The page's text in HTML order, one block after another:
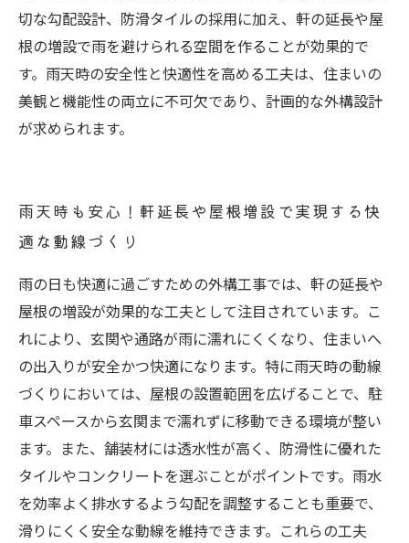
切な勾配設計、防滑タイルの採用に加え、軒の延長や屋
根の増設で雨を避けられる空間を作ることが効果的で
す。雨天時の安全性と快適性を高める工夫は、住まいの
美観と機能性の両立に不可欠であり、計画的な外構設計
が求められます。
雨天時も安心！軒延長や屋根増設で実現する快
適な動線づくり
雨の日も快適に過ごすための外構工事では、軒の延長や
屋根の増設が効果的な工夫として注目されています。こ
れにより、玄関や通路が雨に濡れにくくなり、住まいへ
の出入りが安全かつ快適になります。特に雨天時の動線
づくりにおいては、屋根の設置範囲を広げることで、駐
車スペースから玄関まで濡れずに移動できる環境が整い
ます。また、舗装材には透水性が高く、防滑性に優れた
タイルやコンクリートを選ぶことがポイントです。雨水
を効率よく排水するよう勾配を調整することも重要で、
滑りにくく安全な動線を維持できます。これらの工夫